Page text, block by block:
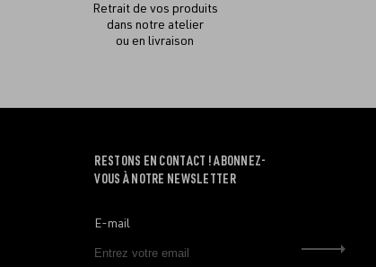
Retrait de vos produits
dans notre atelier
ou en livraison
RESTONS EN CONTACT ! ABONNEZ-
VOUS À NOTRE NEWSLETTER
E-mail